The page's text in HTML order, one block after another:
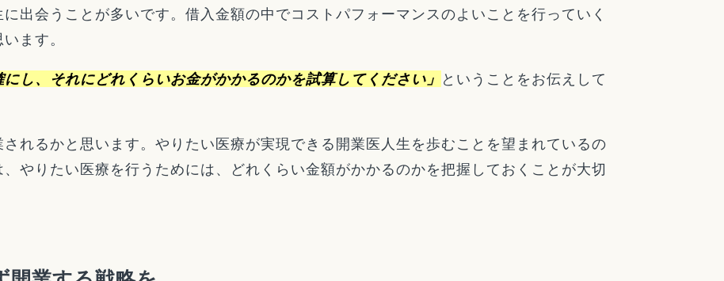
出会うことが多いです。借入金額の中でコストパフォーマンスのよいことを行っていく
ます。
にし、それにどれくらいお金がかかるのかを試算してください」 ということをお伝えして
れるかと思います。やりたい医療が実現できる開業医人生を歩むことを望まれているの
やりたい医療を行うためには、どれくらい金額がかかるのかを把握しておくことが大切